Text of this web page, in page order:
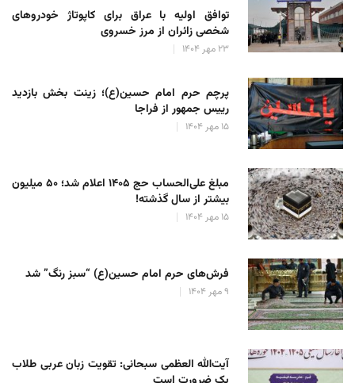
توافق اولیه با عراق برای کاپوتاژ خودروهای
شخصی زائران از مرز خسروی
۲۳ مهر ۱۴۰۴
پرچم حرم امام حسین(ع)؛ زینت بخش بازدید
رییس جمهور از فراجا
۱۵ مهر ۱۴۰۴
مبلغ علی‌الحساب حج ۱۴۰۵ اعلام شد؛ ۵۰ میلیون
بیشتر از سال گذشته!
۱۵ مهر ۱۴۰۴
فرش‌های حرم امام حسین(ع) “سبز رنگ” شد
۹ مهر ۱۴۰۴
آیت‌الله العظمی سبحانی: تقویت زبان عربی طلاب